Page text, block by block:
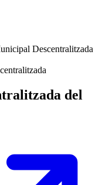
Descentralitzada
del